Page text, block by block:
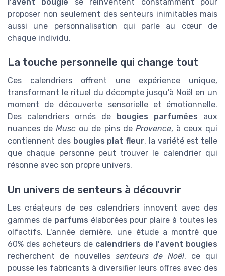
proposer non seulement des senteurs inimitables mais
aussi une personnalisation qui parle au cœur de
chaque individu.
La touche personnelle qui change tout
Ces calendriers offrent une expérience unique,
transformant le rituel du décompte jusqu'à Noël en un
moment de découverte sensorielle et émotionnelle.
Des calendriers ornés de
bougies parfumées aux
nuances deMusc ou de pins de Provence, à ceux qui
contiennent des bougies plat fleur, la variété est telle
que chaque personne peut trouver le calendrier qui
résonne avec son propre univers.
Un univers de senteurs à découvrir
Les créateurs de ces calendriers innovent avec des
gammes de parfums élaborées pour plaire à toutes les
olfactifs. L'année dernière, une étude a montré que
60% des acheteurs de calendriers de l'avent bougies
recherchent de nouvelles senteurs de Noël, ce qui
pousse les fabricants à diversifier leurs offres avec des